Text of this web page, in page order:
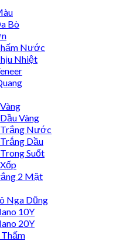
Bò
Nước
Nhiệt
Vàng
Nước
Dầu
Suốt
2 Mặt
Nga Dũng
10Y
20Y
Thấm